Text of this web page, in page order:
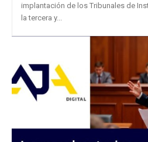
implantación de los Tribunales de
la tercera y...